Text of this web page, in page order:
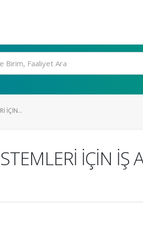
İÇİN...
İÇİN İŞ